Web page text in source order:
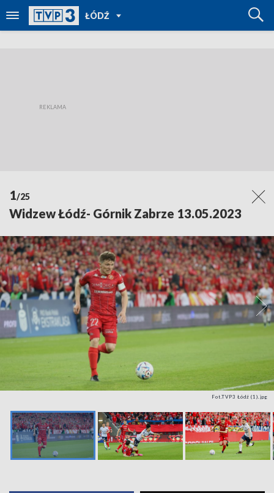
ŁÓDŹ
POWRÓT
DO
REGIONY
1/25
Widzew Łódź- Górnik Zabrze 13.05.2023
Fot.TVP3 Łódź (1).jpg